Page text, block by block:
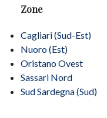
Zone
Cagliari (Sud-Est)
Nuoro (Est)
Oristano Ovest
Sassari Nord
Sud Sardegna (Sud)